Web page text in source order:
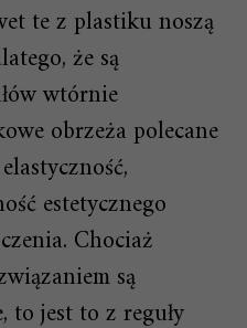
te z plastiku noszą
że są
wtórnie
obrzeża polecane
estetycznego
Chociaż
są
jest to z reguły